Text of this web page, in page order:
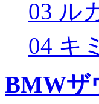
03 ル
04 キ
BMWザ